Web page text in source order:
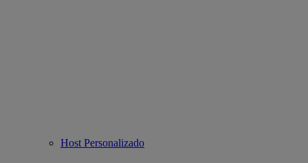
Host Personalizado